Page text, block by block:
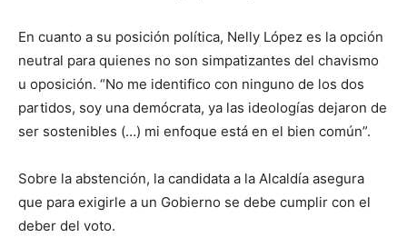
En cuanto a su posición política, Nelly López es la opción
neutral para quienes no son simpatizantes del chavismo
u oposición. “No me identifico con ninguno de los dos
partidos, soy una demócrata, ya las ideologías dejaron de
ser sostenibles (…) mi enfoque está en el bien común”.
Sobre la abstención, la candidata a la Alcaldía asegura
que para exigirle a un Gobierno se debe cumplir con el
deber del voto.